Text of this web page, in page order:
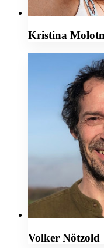
Kristina
Volker Nötzold